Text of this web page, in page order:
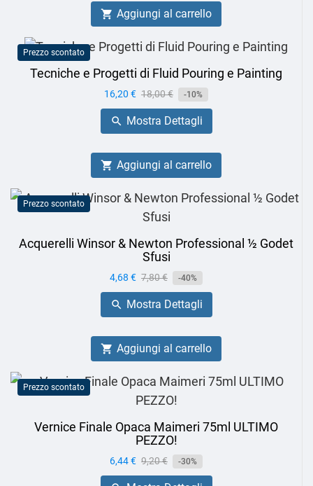
 Aggiungi al carrello
Prezzo scontato
Tecniche e Progetti di Fluid Pouring e Painting
Prezzo
16,20 € Prezzo
base
18,00 € -10%
 Mostra Dettagli
 Aggiungi al carrello
Prezzo scontato
Acquerelli Winsor & Newton Professional ½ Godet
Sfusi
Prezzo
4,68 € Prezzo
base
7,80 € -40%
 Mostra Dettagli
 Aggiungi al carrello
Prezzo scontato
Vernice Finale Opaca Maimeri 75ml ULTIMO
PEZZO!
Prezzo
6,44 € Prezzo
base
9,20 € -30%